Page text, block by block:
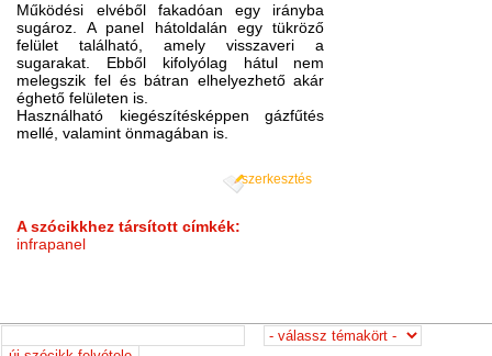
Működési elvéből fakadóan egy irányba
sugároz. A panel hátoldalán egy tükröző
felület található, amely visszaveri a
sugarakat. Ebből kifolyólag hátul nem
melegszik fel és bátran elhelyezhető akár
éghető felületen is.
Használható kiegészítésképpen gázfűtés
mellé, valamint önmagában is.
szerkesztés
A szócikkhez társított címkék:
infrapanel